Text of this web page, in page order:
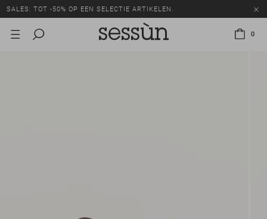
SALES: TOT -50% OP EEN SELECTIE ARTIKELEN.
0